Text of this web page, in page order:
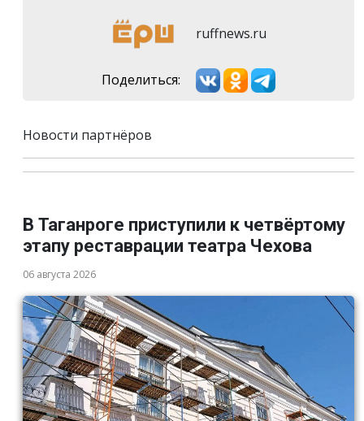
ruffnews.ru
Поделиться:
Новости партнёров
В Таганроге приступили к четвёртому
этапу реставрации театра Чехова
06 августа 2026